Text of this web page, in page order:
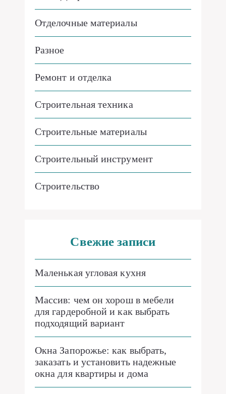
Отделочные материалы
Разное
Ремонт и отделка
Строительная техника
Строительные материалы
Строительный инструмент
Строительство
Свежие записи
Маленькая угловая кухня
Массив: чем он хорош в мебели
для гардеробной и как выбрать
подходящий вариант
Окна Запорожье: как выбрать,
заказать и установить надежные
окна для квартиры и дома